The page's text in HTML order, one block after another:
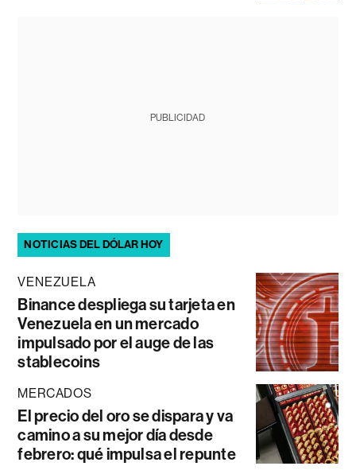
PUBLICIDAD
NOTICIAS DEL DÓLAR HOY
VENEZUELA
Binance despliega su tarjeta en
Venezuela en un mercado
impulsado por el auge de las
stablecoins
MERCADOS
El precio del oro se dispara y va
camino a su mejor día desde
febrero: qué impulsa el repunte